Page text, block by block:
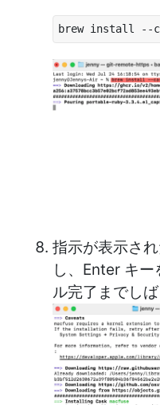
brew install --
指示が表示さ
し、Enter キ
ル完了までしば